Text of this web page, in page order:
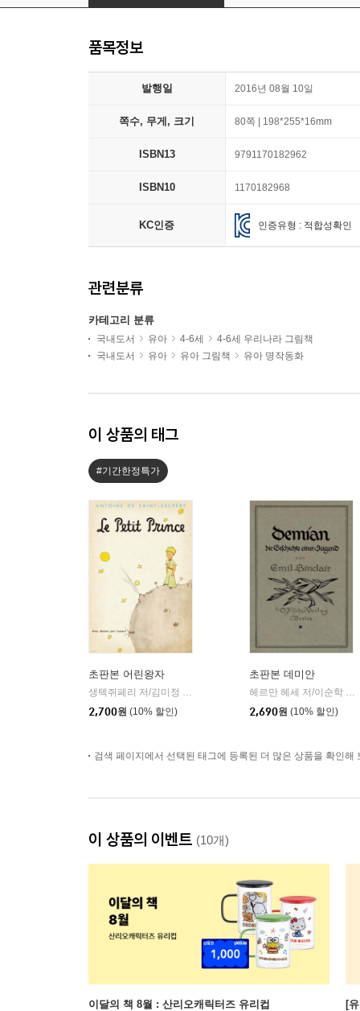
품목정보
발행일 2016년 08월 10일
쪽수, 무게, 크기 80쪽 | 198*255*16mm
ISBN13 9791170182962
ISBN10 1170182968
KC인증 인증유형 : 적합성확인
관련분류
카테고리 분류
국내도서 유아 4-6세
4-6세 우리나라 그림책
국내도서
유아 유아 그림책 유아 명작동화
이 상품의 태그
#기간한정특가
초판본 어린왕자
생텍쥐페리 저/김미정 역
2,700원 (10% 할인)
초판본 데미안
헤르만 헤세 저/이순학 역
2,690원 (10% 할인)
검색 페이지에서 선택된 태그에 등록된 더 많은 상품을 확인해
이 상품의 이벤트 (10개)
이달의 책 8월 : 산리오캐릭터즈 유리컵
[